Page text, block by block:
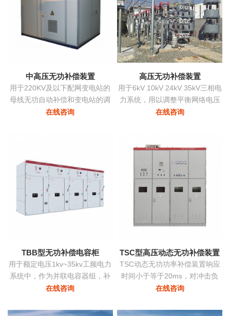
提高功率因数、消除电压闪变和
电压波动、抑制谐波污染等并显
著改善电能质量...
中高压无功补偿装置
用于220KV及以下配网变电站的
母线无功自动补偿和变电站的调
压
在线咨询
高压无功补偿装置
用于6kV 10kV 24kV 35kV三相电
力系统，用以调整平衡网络电压
提高功率因数降低损耗提高供电
在线咨询
TBB型无功补偿电容柜
用于额定电压1kv~35kv工频电力
系统中，作为并联电容器组，补
偿系统中的感性无功，用以提高
量
在线咨询
TSC型高压动态无功补偿装置
TSC动态无功功率补偿装置响应
时间小于等于20ms，对冲击负
荷、时变负荷能够实时监测、动
以上的目标，具有动态补偿无功
在线咨询